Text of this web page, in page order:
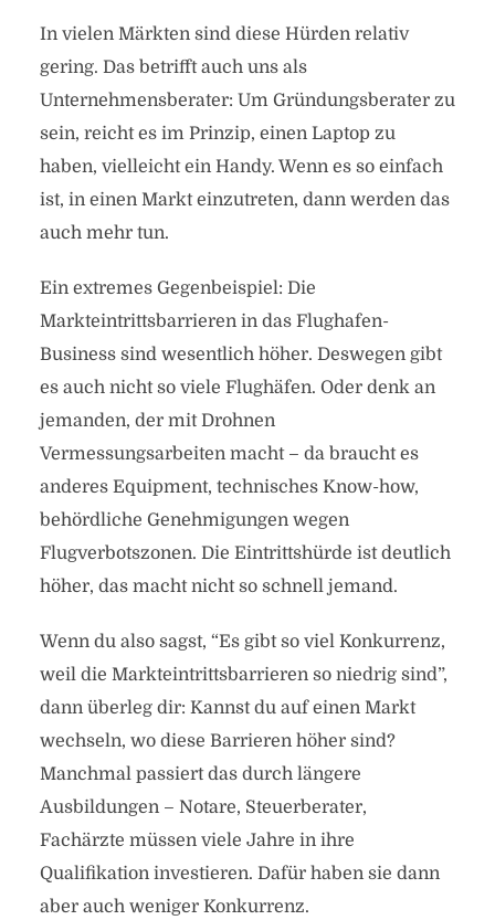
In vielen Märkten sind diese Hürden relativ
gering. Das betrifft auch uns als
Unternehmensberater: Um Gründungsberater zu
sein, reicht es im Prinzip, einen Laptop zu
haben, vielleicht ein Handy. Wenn es so einfach
ist, in einen Markt einzutreten, dann werden das
auch mehr tun.
Ein extremes Gegenbeispiel: Die
Markteintrittsbarrieren in das Flughafen-
Business sind wesentlich höher. Deswegen gibt
es auch nicht so viele Flughäfen. Oder denk an
jemanden, der mit Drohnen
Vermessungsarbeiten macht – da braucht es
anderes Equipment, technisches Know-how,
behördliche Genehmigungen wegen
Flugverbotszonen. Die Eintrittshürde ist deutlich
höher, das macht nicht so schnell jemand.
Wenn du also sagst, “Es gibt so viel Konkurrenz,
weil die Markteintrittsbarrieren so niedrig sind”,
dann überleg dir: Kannst du auf einen Markt
wechseln, wo diese Barrieren höher sind?
Manchmal passiert das durch längere
Ausbildungen – Notare, Steuerberater,
Fachärzte müssen viele Jahre in ihre
Qualifikation investieren. Dafür haben sie dann
aber auch weniger Konkurrenz.